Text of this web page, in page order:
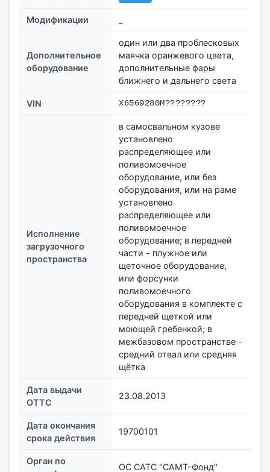
Модификации
Дополнительное
оборудование
один или два проблесковых
маячка оранжевого цвета,
дополнительные фары
ближнего и дальнего света
VIN Х6569280М????????
Исполнение
загрузочного
пространства
в самосвальном кузове
установлено
распределяющее или
поливомоечное
оборудование, или без
оборудования, или на раме
установлено
распределяющее или
поливомоечное
оборудование; в передней
части - плужное или
щеточное оборудование,
или форсунки
поливомоечного
оборудования в комплекте с
передней щеткой или
моющей гребенкой; в
межбазовом пространстве -
средний отвал или средняя
щётка
Дата выдачи
ОТТС
23.08.2013
Дата окончания
срока действия
19700101
Орган по
ОС САТС "САМТ-Фонд"